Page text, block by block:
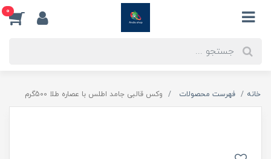
0
خانه فهرست محصولات وکس قالبی جامد اطلس با عصاره طلا 500گرم